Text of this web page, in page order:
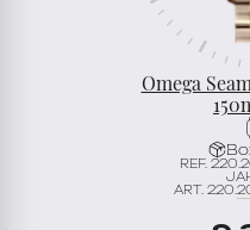
Omega
REF.
ART.